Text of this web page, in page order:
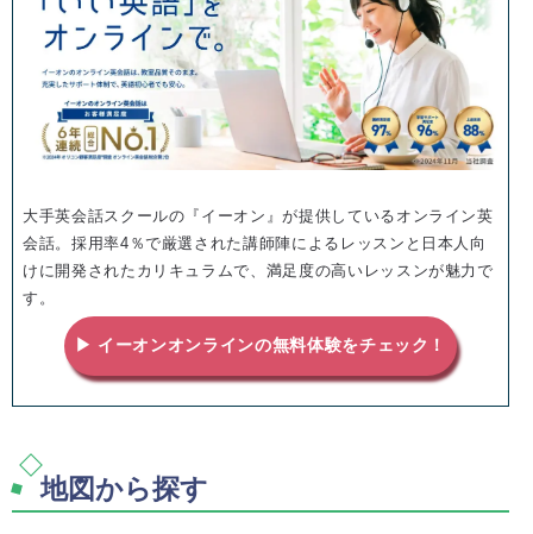
大手英会話スクールの『イーオン』が提供しているオンライン英
会話。採用率4％で厳選された講師陣によるレッスンと日本人向
けに開発されたカリキュラムで、満足度の高いレッスンが魅力で
す。
▶ イーオンオンラインの無料体験をチェック！
地図から探す